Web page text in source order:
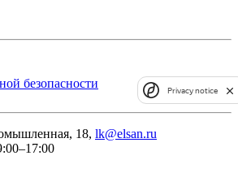
18, lk@elsan.ru
Privacy notice